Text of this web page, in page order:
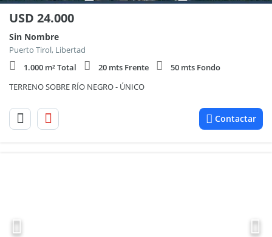
USD 24.000
Sin Nombre
Puerto Tirol, Libertad
1.000 m² Total
20 mts Frente
50 mts Fondo
TERRENO SOBRE RÍO NEGRO - ÚNICO
Contactar